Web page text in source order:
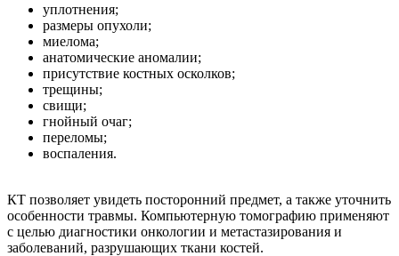
уплотнения;
размеры опухоли;
миелома;
анатомические аномалии;
присутствие костных осколков;
трещины;
свищи;
гнойный очаг;
переломы;
воспаления.
КТ позволяет увидеть посторонний предмет, а также уточнить
особенности травмы. Компьютерную томографию применяют
с целью диагностики онкологии и метастазирования и
заболеваний, разрушающих ткани костей.